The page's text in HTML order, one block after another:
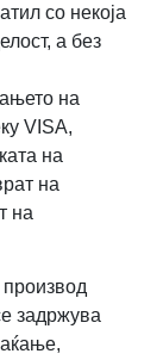
со некоја
а без
на
VISA,
на
на
на
задржува